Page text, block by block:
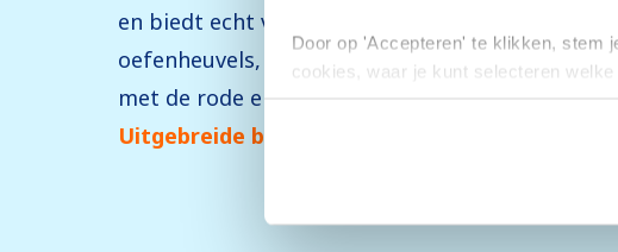
Door op 'Accepteren' te klikken, stem
cookies, waar je kunt selecteren
en biedt echt voor ieder iets wils. Er zijn
oefenheuvels, groene en blauwe pistes, maar
met de rode en zwarte pistes in het gebied,
Uitgebreide beschrijving